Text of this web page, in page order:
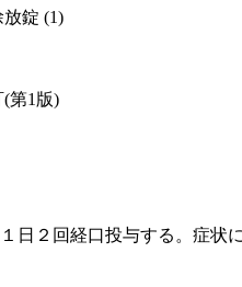
錠 (1)
(第1版)
日２回経口投与する。症状